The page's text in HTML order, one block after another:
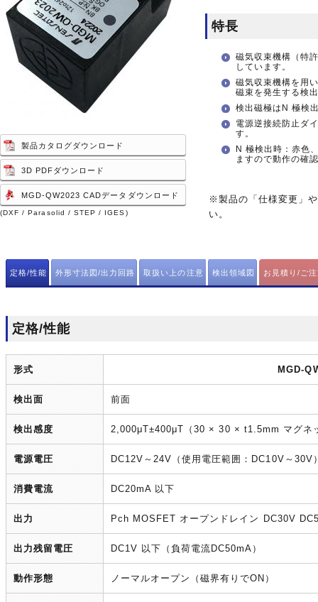
製品カタログダウンロード
3D PDFダウンロード
MGD-QW2023 CADデータダウンロード
(DXF / Parasolid / STEP / IGES)
特長
磁気収束機構（特
しています。
磁気収束機構を用
磁束を発生する検
検出磁極はN 極検
電源逆接続防止ダ
す。
N 極検出時：赤色
ますので動作の確
※製品の「仕様変更」
い。
定格/性能 外形寸法図/出力回路 取扱い上の注意 検出領域図 お見積り/ご
定格/性能
形式 MGD-
検出面 前面
検出感度 2,000μT±400μT（30 × 30 × t1.5mm マグネ
電源電圧 DC12V～24V（使用電圧範囲：DC10V～30V
消費電流 DC20mA 以下
出力 Pch MOSFET オープンドレイン DC30V
出力残留電圧 DC1V 以下（負荷電流DC50mA）
動作形態 ノーマルオープン（磁界有りでON）